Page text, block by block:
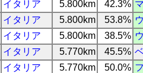
イタリア 5.800km 42.3%
イタリア 5.800km 53.8%
イタリア 5.800km 38.5%
イタリア 5.770km 45.5%
イタリア 5.770km 50.0%